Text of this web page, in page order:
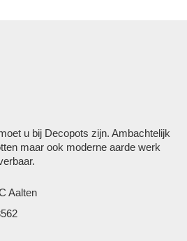
u bij Decopots zijn. Ambachtelijk
maar ook moderne aarde werk
Aalten